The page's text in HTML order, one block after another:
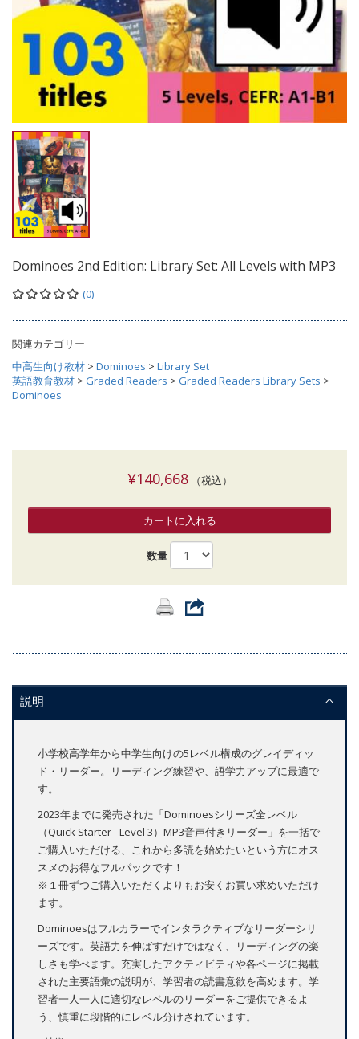
Dominoes 2nd Edition: Library Set: All Levels with MP3
(0)
関連カテゴリー
中高生向け教材 > Dominoes > Library Set
英語教育教材 > Graded Readers > Graded Readers Library Sets >
Dominoes
¥140,668（税込）
カートに入れる
数量
説明
小学校高学年から中学生向けの5レベル構成のグレイディッ
ド・リーダー。リーディング練習や、語学力アップに最適で
す。
2023年までに発売された「Dominoesシリーズ全レベル
（Quick Starter - Level 3）MP3音声付きリーダー」を一括で
ご購入いただける、これから多読を始めたいという方にオス
スメのお得なフルパックです！
※１冊ずつご購入いただくよりもお安くお買い求めいただけ
ます。
Dominoesはフルカラーでインタラクティブなリーダーシリ
ーズです。英語力を伸ばすだけではなく、リーディングの楽
しさも学べます。充実したアクティビティや各ページに掲載
された主要語彙の説明が、学習者の読書意欲を高めます。学
習者一人一人に適切なレベルのリーダーをご提供できるよ
う、慎重に段階的にレベル分けされています。